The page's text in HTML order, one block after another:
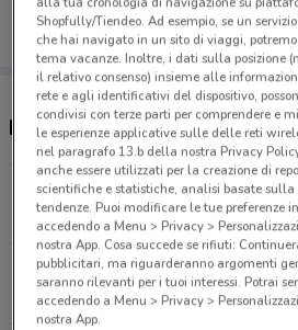
Negozi VoltaNatura a
Via Tosco Romagnola 219
2.7 km
Via Cristoforo Colombo 8
3.5 km
Shopfully/Tiendeo. Ad esempio, se un
che hai navigato in un sito di viaggi,
tema vacanze. Inoltre, i dati sulla posizione
il relativo consenso) insieme alle
rete e agli identificativi del dispositivo,
condivisi con terze parti per comprendere e
le esperienze applicative sulle delle reti
nel paragrafo 13.b della nostra Privacy
anche essere utilizzati per la creazione di
scientifiche e statistiche, analisi basate
tendenze. Puoi modificare le tue preferenze
accedendo a Menu > Privacy >
nostra App. Cosa succede se rifiuti:
pubblicitari, ma riguarderanno argomenti
saranno rilevanti per i tuoi interessi. Potrai
accedendo a Menu > Privacy >
nostra App.